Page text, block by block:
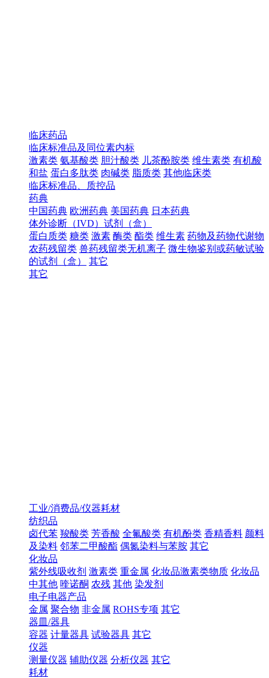
临床药品
临床标准品及同位素内标
激素类 氨基酸类 胆汁酸类 儿茶酚胺类 维生素类 有机酸
和盐 蛋白多肽类 肉碱类 脂质类 其他临床类
临床标准品、质控品
药典
中国药典 欧洲药典 美国药典 日本药典
体外诊断（IVD）试剂（盒）
蛋白质类 糖类 激素 酶类 酯类 维生素 药物及药物代谢物
农药残留类 兽药残留类无机离子 微生物鉴别或药敏试验
的试剂（盒）
其它
其它
工业/消费品/仪器耗材
纺织品
卤代苯 羧酸类 芳香酸 全氟酸类 有机酚类 香精香料 颜料
及染料 邻苯二甲酸酯 偶氮染料与苯胺 其它
化妆品
紫外线吸收剂 激素类 重金属 化妆品激素类物质 化妆品
中其他 喹诺酮 农残 其他 染发剂
电子电器产品
金属 聚合物 非金属 ROHS专项 其它
器皿/器具
容器 计量器具 试验器具 其它
仪器
测量仪器 辅助仪器 分析仪器 其它
耗材